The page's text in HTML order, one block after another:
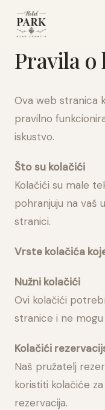
Pravila
Ova web stranica
pravilno
iskustvo.
Što su kolačići
Kolačići su male
pohranjuju na vaš
stranici.
Vrste kolačića
Nužni kolačići
Ovi kolačići
stranice i ne mogu
Kolačići
Naš pružatelj
koristiti kolačiće
rezervacija.